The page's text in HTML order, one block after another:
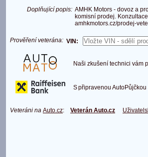
Doplňující popis: AMHK Motors - dovoz a
komisní prodej.
amhkmotors.cz/prodej-
Prověření veterána: VIN:
Naši zkušení technici vám
S připravenou
Veteráni na Auto.cz: Veterán Auto.cz